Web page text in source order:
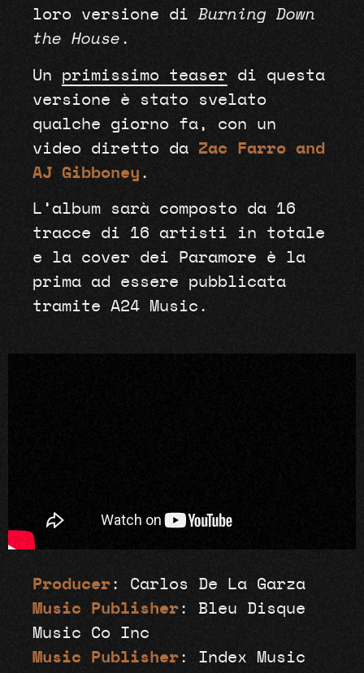
loro versione di Burning Down
the House .
Un primissimo teaser di questa
versione è stato svelato
qualche giorno fa, con un
video diretto da Zac Farro and
AJ Gibboney .
L’album sarà composto da 16
tracce di 16 artisti in totale
e la cover dei Paramore è la
prima ad essere pubblicata
tramite A24 Music.
Producer: Carlos De La Garza
Music Publisher: Bleu Disque
Music Co Inc
Music Publisher: Index Music